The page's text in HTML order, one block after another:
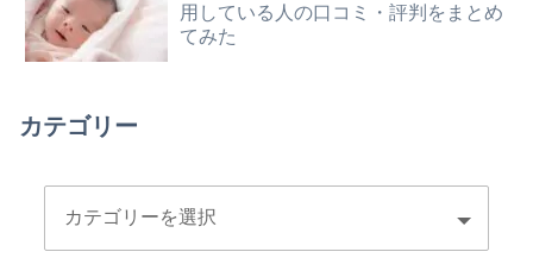
用している人の口コミ・評判をまとめ
てみた
カテゴリー